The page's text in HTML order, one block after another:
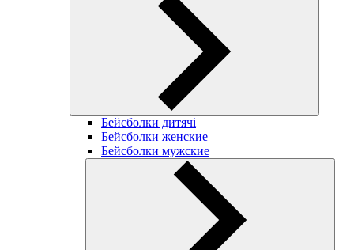
Бейсболки дитячі
Бейсболки женские
Бейсболки мужские